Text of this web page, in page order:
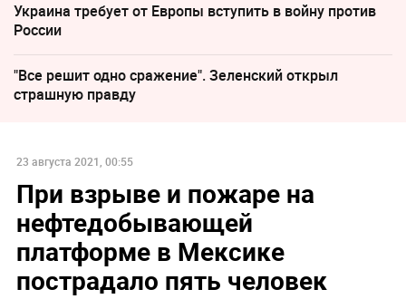
Украина требует от Европы вступить в войну против
России
"Все решит одно сражение". Зеленский открыл
страшную правду
23 августа 2021, 00:55
При взрыве и пожаре на
нефтедобывающей
платформе в Мексике
пострадало пять человек